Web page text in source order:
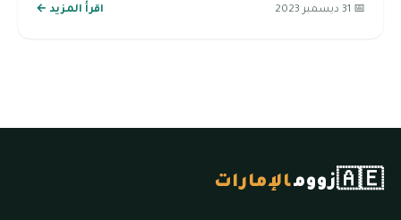
📅 31 ديسمبر 2023 اقرأ المزيد ←
🇦🇪زوومالإمارات